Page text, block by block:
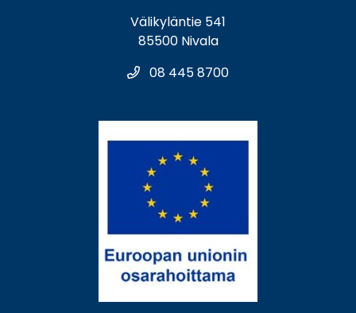
Välikyläntie 541
85500 Nivala
08 445 8700